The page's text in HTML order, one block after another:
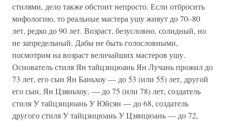
стилями, дело также обстоит непросто. Если отбросить
мифологию, то реальные мастера ушу живут до 70–80
лет, редко до 90 лет. Возраст, безусловно, солидный, но
не запредельный. Дабы не быть голословными,
посмотрим на возраст величайших мастеров ушу.
Основатель стиля Ян тайцзицюань Ян Лучань прожил до
73 лет, его сын Ян Баньхоу — до 53 (или 55) лет, другой
его сын, Ян Цзяньхоу, — до 75 (или 78) лет, создатель
стиля У тайцзицюань У Юйсян — до 68, создатель
другого стиля У тайцзицюань У Цзянцюань — до 72,